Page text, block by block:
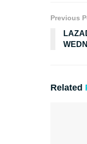
Previous
Related